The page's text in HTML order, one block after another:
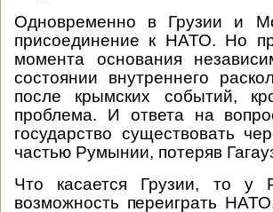
Одновременно в Грузии и
присоединение к НАТО. Но
момента основания
состоянии внутреннего
после крымских событий,
проблема. И ответа на
государство существовать
частью Румынии, потеряв
Что касается Грузии, то у
возможность переиграть